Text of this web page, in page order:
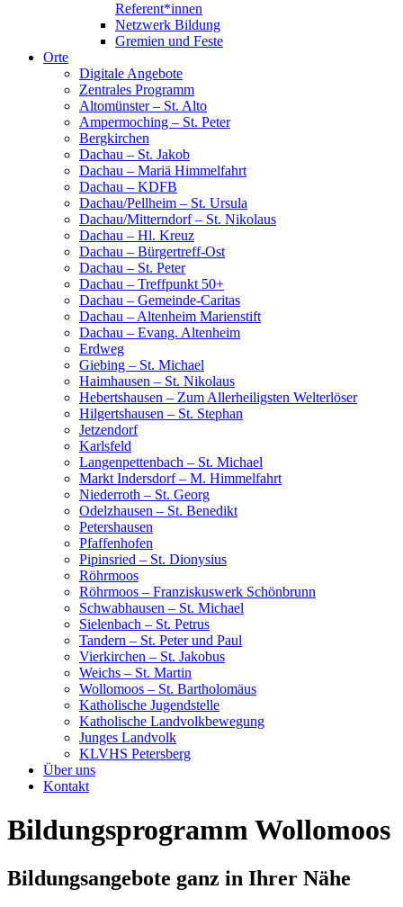
Referent*innen
Netzwerk Bildung
Gremien und Feste
Orte
Digitale Angebote
Zentrales Programm
Altomünster – St. Alto
Ampermoching – St. Peter
Bergkirchen
Dachau – St. Jakob
Dachau – Mariä Himmelfahrt
Dachau – KDFB
Dachau/Pellheim – St. Ursula
Dachau/Mitterndorf – St. Nikolaus
Dachau – Hl. Kreuz
Dachau – Bürgertreff-Ost
Dachau – St. Peter
Dachau – Treffpunkt 50+
Dachau – Gemeinde-Caritas
Dachau – Altenheim Marienstift
Dachau – Evang. Altenheim
Erdweg
Giebing – St. Michael
Haimhausen – St. Nikolaus
Hebertshausen – Zum Allerheiligsten Welterlöser
Hilgertshausen – St. Stephan
Jetzendorf
Karlsfeld
Langenpettenbach – St. Michael
Markt Indersdorf – M. Himmelfahrt
Niederroth – St. Georg
Odelzhausen – St. Benedikt
Petershausen
Pfaffenhofen
Pipinsried – St. Dionysius
Röhrmoos
Röhrmoos – Franziskuswerk Schönbrunn
Schwabhausen – St. Michael
Sielenbach – St. Petrus
Tandern – St. Peter und Paul
Vierkirchen – St. Jakobus
Weichs – St. Martin
Wollomoos – St. Bartholomäus
Katholische Jugendstelle
Katholische Landvolkbewegung
Junges Landvolk
KLVHS Petersberg
Über uns
Kontakt
Bildungsprogramm Wollomoos
Bildungsangebote ganz in Ihrer Nähe